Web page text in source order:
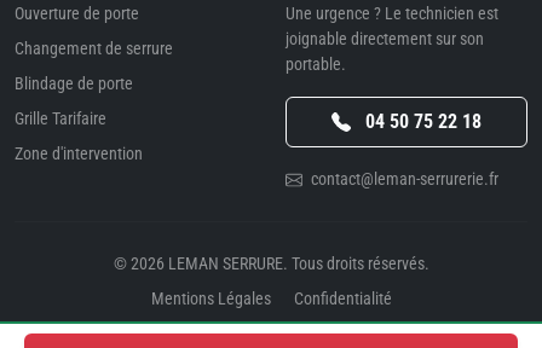
Ouverture de porte
Changement de serrure
Blindage de porte
Grille Tarifaire
Zone d'intervention
Une urgence ? Le technicien est
joignable directement sur son
portable.
04 50 75 22 18
contact@leman-serrurerie.fr
© 2026 LEMAN SERRURE. Tous droits réservés.
Mentions Légales
Confidentialité